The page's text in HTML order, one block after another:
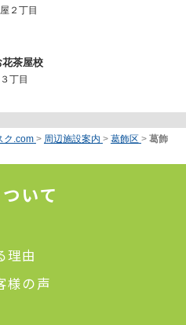
２丁目
茶屋校
丁目
ク.com > 周辺施設案内 > 葛飾区 > 葛飾
いて
理由
様の声